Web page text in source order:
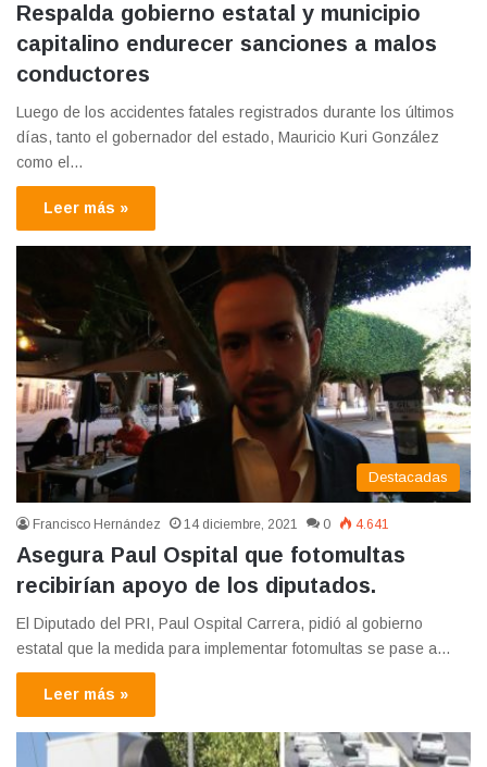
Respalda gobierno estatal y municipio
capitalino endurecer sanciones a malos
conductores
Luego de los accidentes fatales registrados durante los últimos
días, tanto el gobernador del estado, Mauricio Kuri González
como el…
Leer más »
Destacadas
Francisco Hernández 14 diciembre, 2021 0 4.641
Asegura Paul Ospital que fotomultas
recibirían apoyo de los diputados.
El Diputado del PRI, Paul Ospital Carrera, pidió al gobierno
estatal que la medida para implementar fotomultas se pase a…
Leer más »